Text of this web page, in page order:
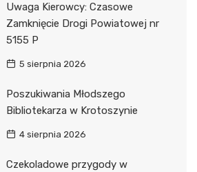
Uwaga Kierowcy: Czasowe
Zamknięcie Drogi Powiatowej nr
5155 P
5 sierpnia 2026
Poszukiwania Młodszego
Bibliotekarza w Krotoszynie
4 sierpnia 2026
Czekoladowe przygody w